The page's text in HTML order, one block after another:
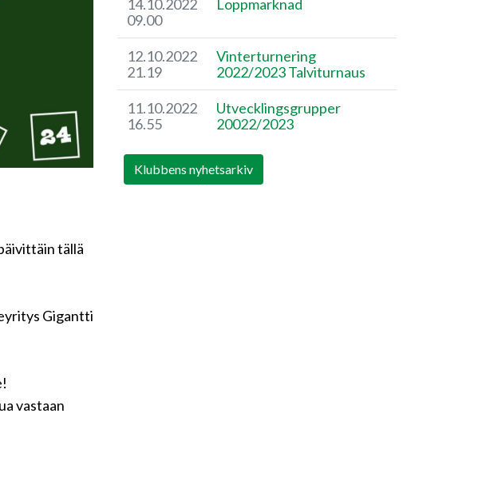
tällä
Gigantti
vastaan
14.10.2022
09.00
Loppmarknad
12.10.2022
21.19
Vinterturnering
2022/2023 Talviturnaus
11.10.2022
16.55
Utvecklingsgrupper
20022/2023
Klubbens nyhetsarkiv